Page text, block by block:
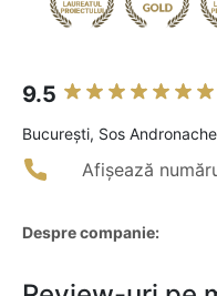
9.5
Bucureşti, Sos
Afișează
Despre companie: